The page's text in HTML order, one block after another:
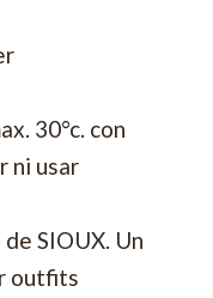
30°c. con
ni usar
SIOUX. Un
outfits